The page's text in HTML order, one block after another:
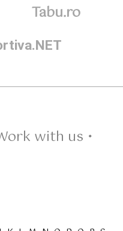
Tabu.ro
with us •